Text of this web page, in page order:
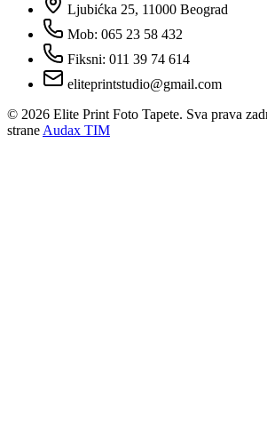
Ljubićka 25, 11000 Beograd
Mob: 065 23 58 432
Fiksni: 011 39 74 614
eliteprintstudio@gmail.com
© 2026 Elite Print Foto Tapete. Sva prava
strane Audax TIM